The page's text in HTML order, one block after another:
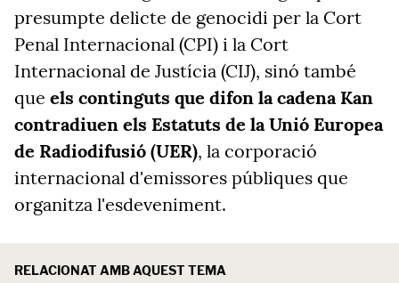
presumpte delicte de genocidi per la Cort
Penal Internacional (CPI) i la Cort
Internacional de Justícia (CIJ), sinó també
que els continguts que difon la cadena Kan
contradiuen els Estatuts de la Unió Europea
de Radiodifusió (UER), la corporació
internacional d'emissores públiques que
organitza l'esdeveniment.
RELACIONAT AMB AQUEST TEMA